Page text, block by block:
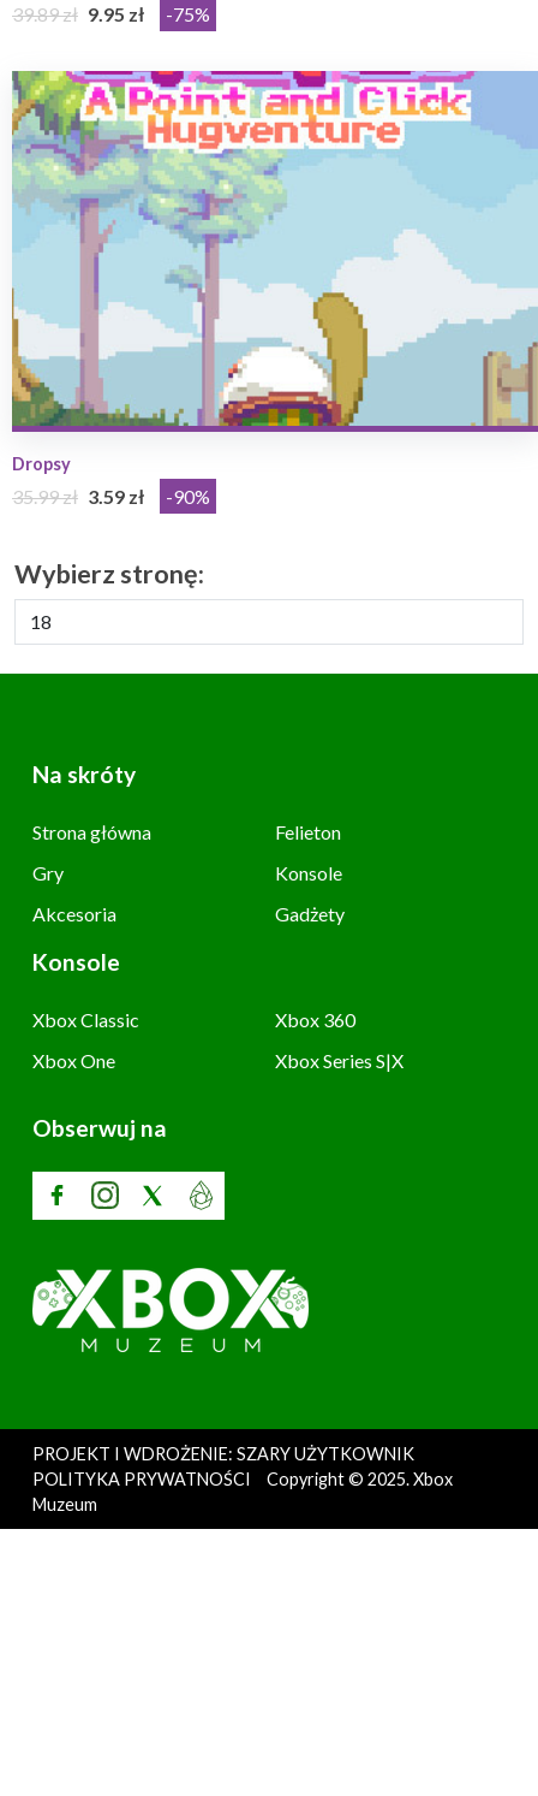
39.89 zł 9.95 zł -75%
Dropsy
35.99 zł 3.59 zł -90%
Wybierz stronę:
Na skróty
Strona główna
Felieton
Gry
Konsole
Akcesoria
Gadżety
Konsole
Xbox Classic
Xbox 360
Xbox One
Xbox Series S|X
Obserwuj na
PROJEKT I WDROŻENIE: SZARY UŻYTKOWNIK
POLITYKA PRYWATNOŚCI
Copyright © 2025. Xbox
Muzeum